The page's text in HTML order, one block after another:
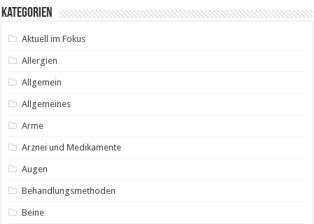
Kategorien
Aktuell im Fokus
Allergien
Allgemein
Allgemeines
Arme
Arznei und Medikamente
Augen
Behandlungsmethoden
Beine